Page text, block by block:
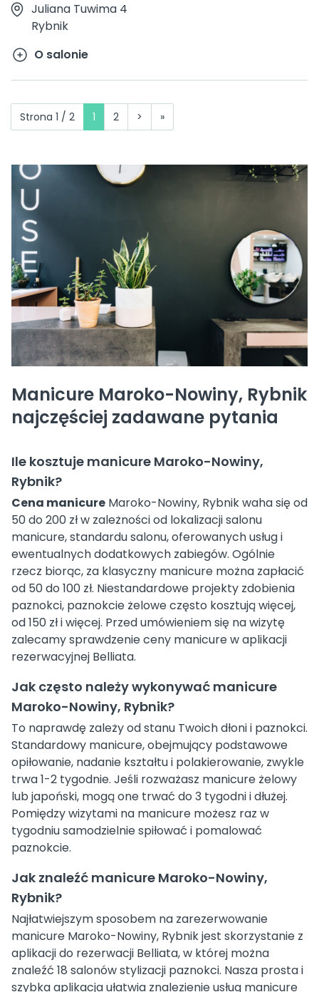
Juliana Tuwima 4
Rybnik
O salonie
Strona 1 / 2 1 2 > »
Manicure Maroko-Nowiny, Rybnik
najczęściej zadawane pytania
Ile kosztuje manicure Maroko-Nowiny,
Rybnik?
Cena manicure Maroko-Nowiny, Rybnik waha się od
50 do 200 zł w zależności od lokalizacji salonu
manicure, standardu salonu, oferowanych usług i
ewentualnych dodatkowych zabiegów. Ogólnie
rzecz biorąc, za klasyczny manicure można zapłacić
od 50 do 100 zł. Niestandardowe projekty zdobienia
paznokci, paznokcie żelowe często kosztują więcej,
od 150 zł i więcej. Przed umówieniem się na wizytę
zalecamy sprawdzenie ceny manicure w aplikacji
rezerwacyjnej Belliata.
Jak często należy wykonywać manicure
Maroko-Nowiny, Rybnik?
To naprawdę zależy od stanu Twoich dłoni i paznokci.
Standardowy manicure, obejmujący podstawowe
opiłowanie, nadanie kształtu i polakierowanie, zwykle
trwa 1-2 tygodnie. Jeśli rozważasz manicure żelowy
lub japoński, mogą one trwać do 3 tygodni i dłużej.
Pomiędzy wizytami na manicure możesz raz w
tygodniu samodzielnie spiłować i pomalować
paznokcie.
Jak znaleźć manicure Maroko-Nowiny,
Rybnik?
Najłatwiejszym sposobem na zarezerwowanie
manicure Maroko-Nowiny, Rybnik jest skorzystanie z
aplikacji do rezerwacji Belliata, w której można
znaleźć 18 salonów stylizacji paznokci. Nasza prosta i
szybka aplikacja ułatwia znalezienie usług manicure